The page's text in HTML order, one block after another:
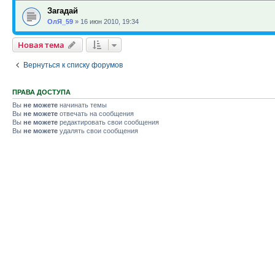
Загадай
ОлЯ_59 » 16 июн 2010, 19:34
Новая тема
Вернуться к списку форумов
ПРАВА ДОСТУПА
Вы не можете начинать темы
Вы не можете отвечать на сообщения
Вы не можете редактировать свои сообщения
Вы не можете удалять свои сообщения